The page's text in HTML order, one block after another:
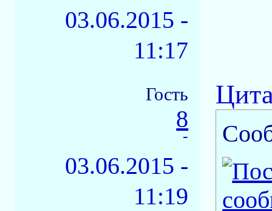
03.06.2015 -
11:17
Гость
8
-
03.06.2015 -
11:19